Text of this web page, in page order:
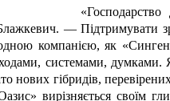
— Підтримувати
компанією, як
системами,
нових гібридів,
вирізняється